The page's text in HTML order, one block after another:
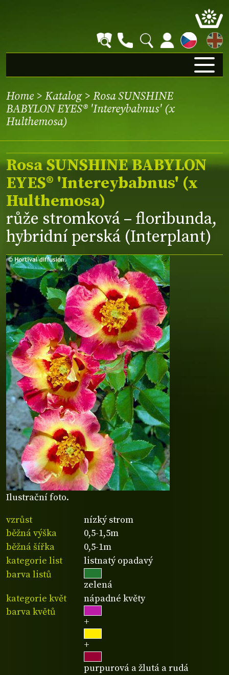
EN
Home > Katalog> Rosa SUNSHINE
BABYLON EYES® 'Intereybabnus' (x
Hulthemosa)
Ilustrační foto.
Rosa SUNSHINE BABYLON
EYES® 'Intereybabnus' (x
Hulthemosa)
růže stromková – floribunda,
hybridní perská (Interplant)
vzrůst
nízký strom
běžná výška
0,5-1,5m
běžná šířka
0,5-1m
kategorie list
listnatý opadavý
barva listů
zelená
kategorie květ
nápadné květy
barva květů
+
+
purpurová a žlutá a rudá